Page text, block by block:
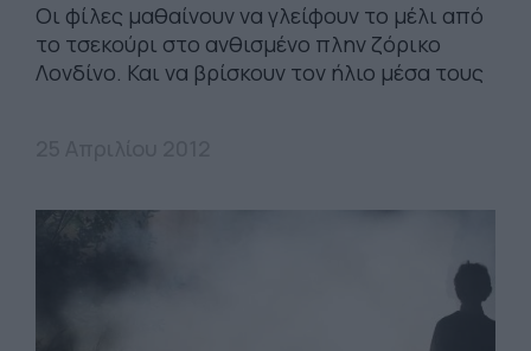
Οι φίλες μαθαίνουν να γλείφουν το μέλι από
το τσεκούρι στο ανθισμένο πλην ζόρικο
Λονδίνο. Και να βρίσκουν τον ήλιο μέσα τους